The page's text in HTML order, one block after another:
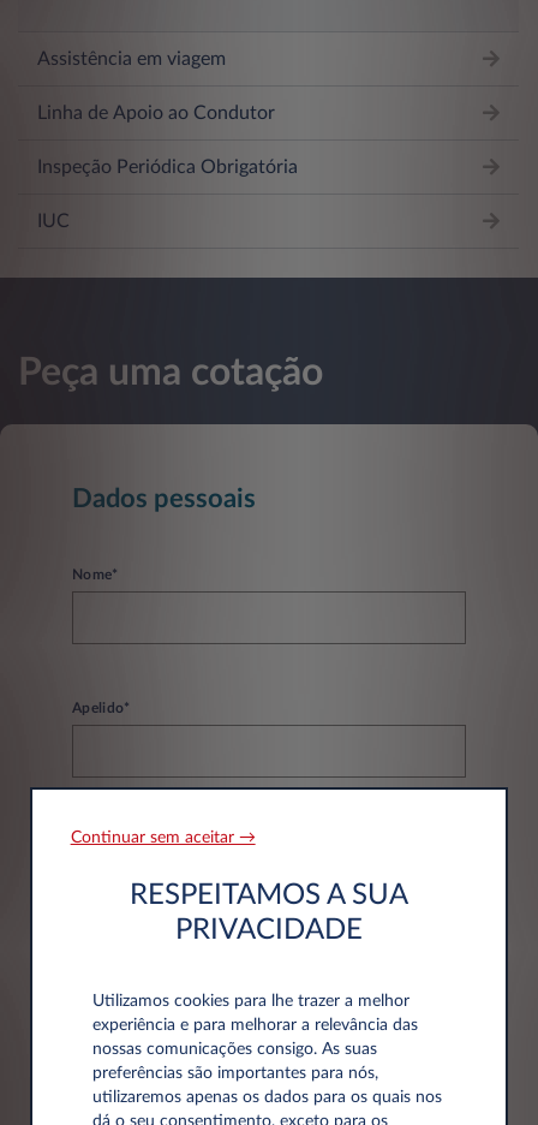
Assistência em viagem
Linha de Apoio ao Condutor
Inspeção Periódica Obrigatória
IUC
Peça uma cotação
Dados pessoais
Nome*
Apelido*
Email*
Continuar sem aceitar →
RESPEITAMOS A SUA
PRIVACIDADE
Utilizamos cookies para lhe trazer a melhor
experiência e para melhorar a relevância das
nossas comunicações consigo. As suas
preferências são importantes para nós,
utilizaremos apenas os dados para os quais nos
dá o seu consentimento, exceto para os